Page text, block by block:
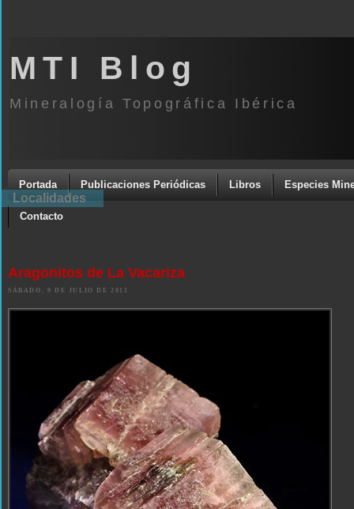
MTI Blog
Mineralogía Topográfica Ibérica
Portada Publicaciones Periódicas Libros Especies
Contacto
Aragonitos de La Vacariza
SÁBADO, 9 DE JULIO DE 2011
Localidades